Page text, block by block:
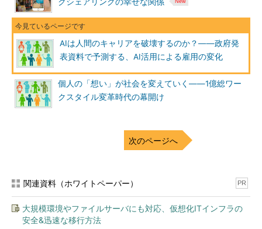
展： Your Job Is About To Get A Whole Lot Better - Smarte
r With Gartner）
これは、2020年までに、AIを実装した自律的に行動するロボ
AIは人間のキャリアを破壊するのか？――政府発
表資料で予測する、AI活用による雇用の変化
個人の「想い」が社会を変えていく――1億総ワー
クスタイル変革時代の幕開け
次のページへ
関連資料（ホワイトペーパー） PR
大規模環境やファイルサーバにも対応、仮想化ITインフラの
安全&迅速な移行方法